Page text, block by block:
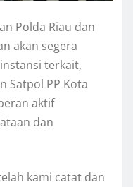
Polda Riau dan
akan segera
terkait,
Satpol PP Kota
aktif
dan
kami catat dan